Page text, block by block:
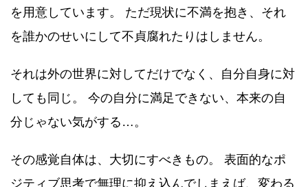
を用意しています。 ただ現状に不満を抱き、それ
を誰かのせいにして不貞腐れたりはしません。
それは外の世界に対してだけでなく、自分自身に対
しても同じ。 今の自分に満足できない、本来の自
分じゃない気がする…。
その感覚自体は、大切にすべきもの。 表面的なポ
ジティブ思考で無理に抑え込んでしまえば、変わる